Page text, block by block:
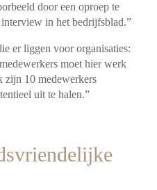
door een oproep te
in het bedrijfsblad.”
er liggen voor organisaties:
moet hier werk
zijn 10 medewerkers
uit te halen.”